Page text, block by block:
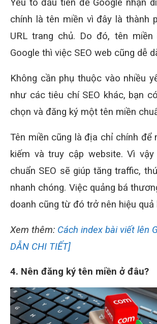
Yếu tố đầu tiên để Google nhận
chính là tên miền vì đây là thành
URL trang chủ. Do đó, tên miền
Google thì việc SEO web cũng dễ
Không cần phụ thuộc vào nhiều
như các tiêu chí SEO khác, bạn
chọn và đăng ký một tên miền
Tên miền cũng là địa chỉ chính để
kiếm và truy cập website. Vì
chuẩn SEO sẽ giúp tăng traffic,
nhanh chóng. Việc quảng bá
doanh cũng từ đó trở nên hiệu quả
Xem thêm: Cách index bài viết lên
DẪN CHI TIẾT]
4. Nên đăng ký tên miền ở đâu?